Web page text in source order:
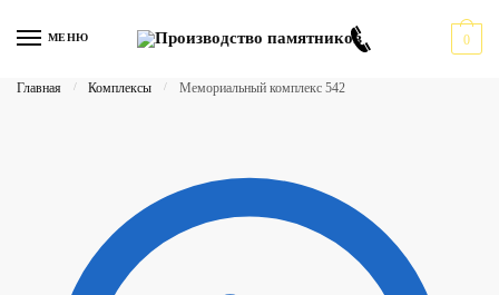
МЕНЮ 0
Главная / Комплексы / Мемориальный комплекс 542